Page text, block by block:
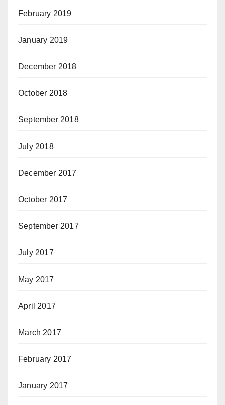
February 2019
January 2019
December 2018
October 2018
September 2018
July 2018
December 2017
October 2017
September 2017
July 2017
May 2017
April 2017
March 2017
February 2017
January 2017